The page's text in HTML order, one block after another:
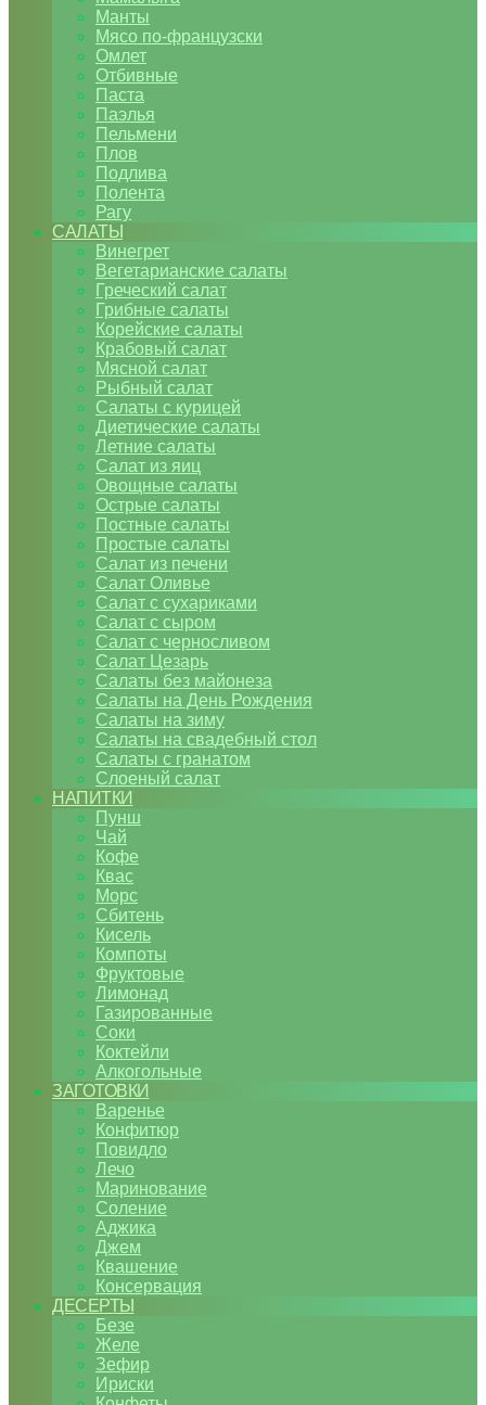
Манты
Мясо по-французски
Омлет
Отбивные
Паста
Паэлья
Пельмени
Плов
Подлива
Полента
Рагу
САЛАТЫ
Винегрет
Вегетарианские салаты
Греческий салат
Грибные салаты
Корейские салаты
Крабовый салат
Мясной салат
Рыбный салат
Салаты с курицей
Диетические салаты
Летние салаты
Салат из яиц
Овощные салаты
Острые салаты
Постные салаты
Простые салаты
Салат из печени
Салат Оливье
Салат с сухариками
Салат с сыром
Салат с черносливом
Салат Цезарь
Салаты без майонеза
Салаты на День Рождения
Салаты на зиму
Салаты на свадебный стол
Салаты с гранатом
Слоеный салат
НАПИТКИ
Пунш
Чай
Кофе
Квас
Морс
Сбитень
Кисель
Компоты
Фруктовые
Лимонад
Газированные
Соки
Коктейли
Алкогольные
ЗАГОТОВКИ
Варенье
Конфитюр
Повидло
Лечо
Маринование
Соление
Аджика
Джем
Квашение
Консервация
ДЕСЕРТЫ
Безе
Желе
Зефир
Ириски